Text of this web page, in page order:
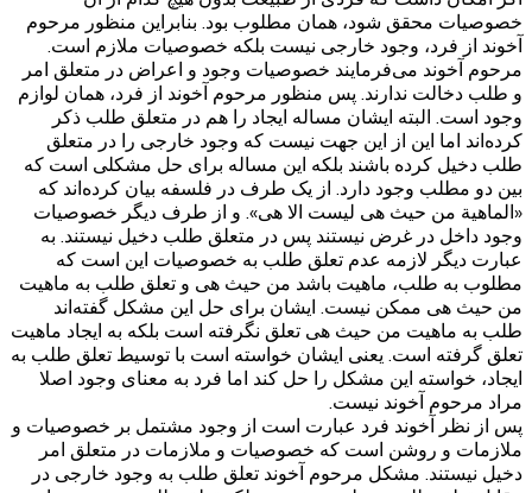
خصوصیات محقق شود، همان مطلوب بود. بنابراین منظور مرحوم
آخوند از فرد، وجود خارجی نیست بلکه خصوصیات ملازم است.
مرحوم آخوند می‌فرمایند خصوصیات وجود و اعراض در متعلق امر
و طلب دخالت ندارند. پس منظور مرحوم آخوند از فرد، همان لوازم
وجود است. البته ایشان مساله ایجاد را هم در متعلق طلب ذکر
کرده‌اند اما این از این جهت نیست که وجود خارجی را در متعلق
طلب دخیل کرده باشند بلکه این مساله برای حل مشکلی است که
بین دو مطلب وجود دارد. از یک طرف در فلسفه بیان کرده‌اند که
«الماهیة من حیث هی لیست الا هی». و از طرف دیگر خصوصیات
وجود داخل در غرض نیستند پس در متعلق طلب دخیل نیستند. به
عبارت دیگر لازمه عدم تعلق طلب به خصوصیات این است که
مطلوب به طلب، ماهیت باشد من حیث هی و تعلق طلب به ماهیت
من حیث هی ممکن نیست. ایشان برای حل این مشکل گفته‌اند
طلب به ماهیت من حیث هی تعلق نگرفته است بلکه به ایجاد ماهیت
تعلق گرفته است. یعنی ایشان خواسته است با توسیط تعلق طلب به
ایجاد،‌ خواسته این مشکل را حل کند اما فرد به معنای وجود اصلا
مراد مرحوم آخوند نیست.
پس از نظر آخوند فرد عبارت است از وجود مشتمل بر خصوصیات و
ملازمات و روشن است که خصوصیات و ملازمات در متعلق امر
دخیل نیستند. مشکل مرحوم آخوند تعلق طلب به وجود خارجی در